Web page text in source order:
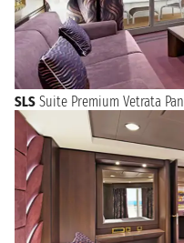
Liberty. Se la vostra nave vi
lunga e siete amanti della
Alta Murgia o quello del
città. A Bari il parco
con una ricca e fresca
spuntino con le classiche
A pranzo consigliamo un
pugliesi, la cucina di Bari
tradizionali come olio
Famose sono infatti le
polenta fritta. Grande
fresco, dall’orata alla san
SLS Suite Premium Vetrata